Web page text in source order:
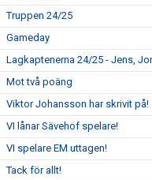
Truppen 24/25
Gameday
Lagkaptenerna 24/25 - Jens,
Mot två poäng
Viktor Johansson har skrivit på!
VI lånar Sävehof spelare!
VI spelare EM uttagen!
Tack för allt!